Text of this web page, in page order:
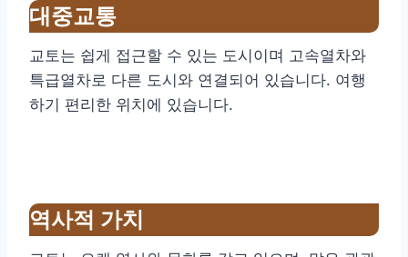
대중교통
교토는 쉽게 접근할 수 있는 도시이며 고속열차와
특급열차로 다른 도시와 연결되어 있습니다. 여행
하기 편리한 위치에 있습니다.
역사적 가치